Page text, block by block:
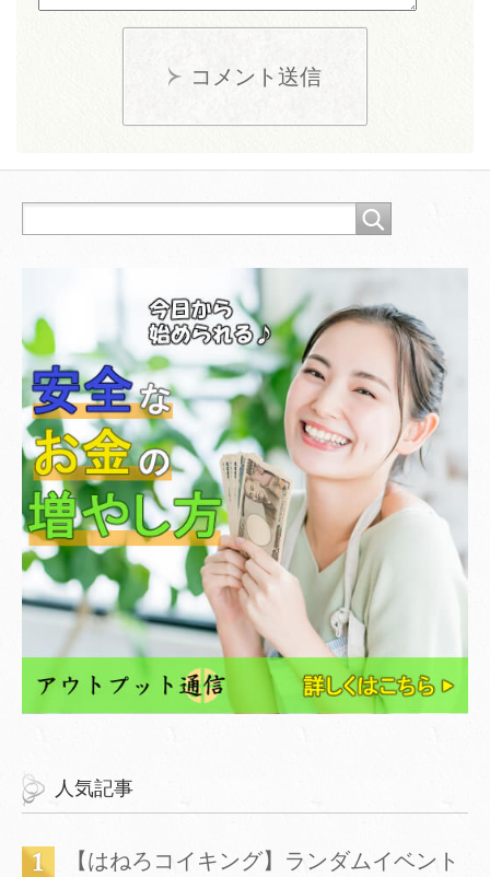
コメント送信
人気記事
【はねろコイキング】ランダムイベント